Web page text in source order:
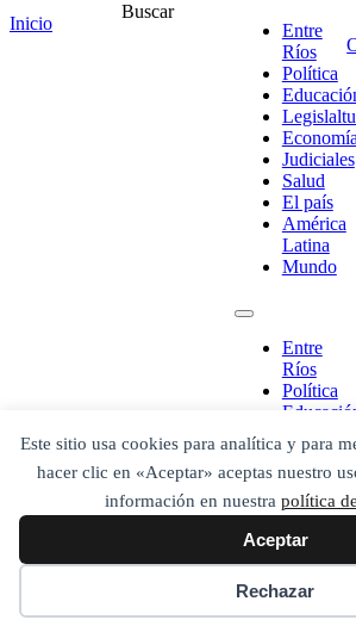
Este sitio usa cookies para analítica y para
hacer clic en «Aceptar» aceptas nuestro
información en nuestra política
Aceptar
Rechazar
Inicio
Buscar
Entre
Ríos
Política
Economía
Judiciales
Salud
El país
América
Latina
Mundo
Entre
Ríos
Política
Judiciales
Salud
El país
América
Latina
Mundo
¡Ponete en
Escribe aquí abajo lo que desees buscar
Buscar